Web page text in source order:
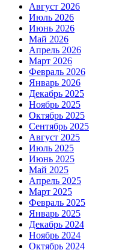
Август 2026
Июль 2026
Июнь 2026
Май 2026
Апрель 2026
Март 2026
Февраль 2026
Январь 2026
Декабрь 2025
Ноябрь 2025
Октябрь 2025
Сентябрь 2025
Август 2025
Июль 2025
Июнь 2025
Май 2025
Апрель 2025
Март 2025
Февраль 2025
Январь 2025
Декабрь 2024
Ноябрь 2024
Октябрь 2024